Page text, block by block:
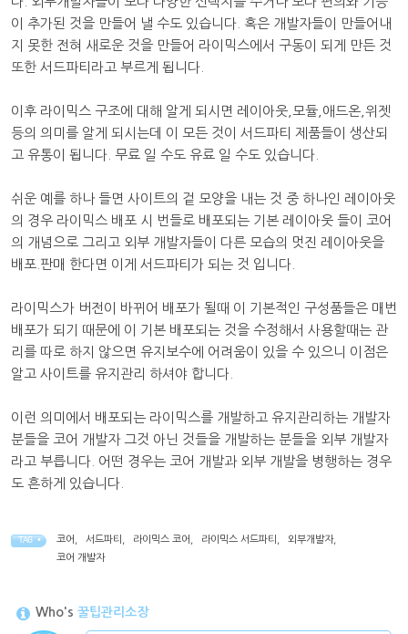
이 추가된 것을 만들어 낼 수도 있습니다. 혹은 개발자들이 만들어내
지 못한 전혀 새로운 것을 만들어 라이믹스에서 구동이 되게 만든 것
또한 서드파티라고 부르게 됩니다.
이후 라이믹스 구조에 대해 알게 되시면 레이아웃,모듈,애드온,위젯
등의 의미를 알게 되시는데 이 모든 것이 서드파티 제품들이 생산되
고 유통이 됩니다. 무료 일 수도 유료 일 수도 있습니다.
쉬운 예를 하나 들면 사이트의 겉 모양을 내는 것 중 하나인 레이아웃
의 경우 라이믹스 배포 시 번들로 배포되는 기본 레이아웃 들이 코어
의 개념으로 그리고 외부 개발자들이 다른 모습의 멋진 레이아웃을
배포.판매 한다면 이게 서드파티가 되는 것 입니다.
라이믹스가 버전이 바뀌어 배포가 될때 이 기본적인 구성품들은 매번
배포가 되기 때문에 이 기본 배포되는 것을 수정해서 사용할때는 관
리를 따로 하지 않으면 유지보수에 어려움이 있을 수 있으니 이점은
알고 사이트를 유지관리 하셔야 합니다.
이런 의미에서 배포되는 라이믹스를 개발하고 유지관리하는 개발자
분들을 코어 개발자 그것 아닌 것들을 개발하는 분들을 외부 개발자
라고 부릅니다. 어떤 경우는 코어 개발과 외부 개발을 병행하는 경우
도 흔하게 있습니다.
TAG • 코어 서드파티 라이믹스 코어 라이믹스 서드파티 외부개발자,
코어 개발자
Who's 꿀팁관리소장